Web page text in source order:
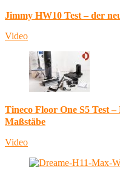
Jimmy HW10 Test – der
Video
Tineco Floor One S5 Test –
Maßstäbe
Video